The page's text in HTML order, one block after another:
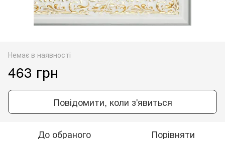
Немає в наявності
463 грн
Повідомити, коли з'явиться
До обраного Порівняти